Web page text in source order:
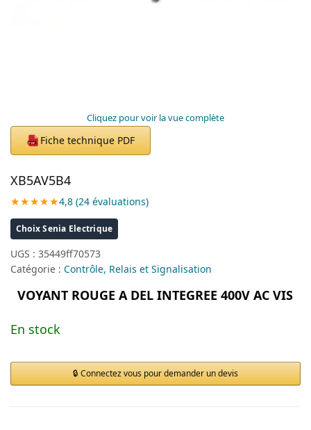
Cliquez pour voir la vue complète
PDF Fiche technique PDF
XB5AV5B4
★★★★★4,8 (24 évaluations)
Choix Senia Electrique
UGS : 35449ff70573
Catégorie : Contrôle, Relais et Signalisation
VOYANT ROUGE A DEL INTEGREE 400V AC VIS
En stock
Connectez vous pour demander un devis